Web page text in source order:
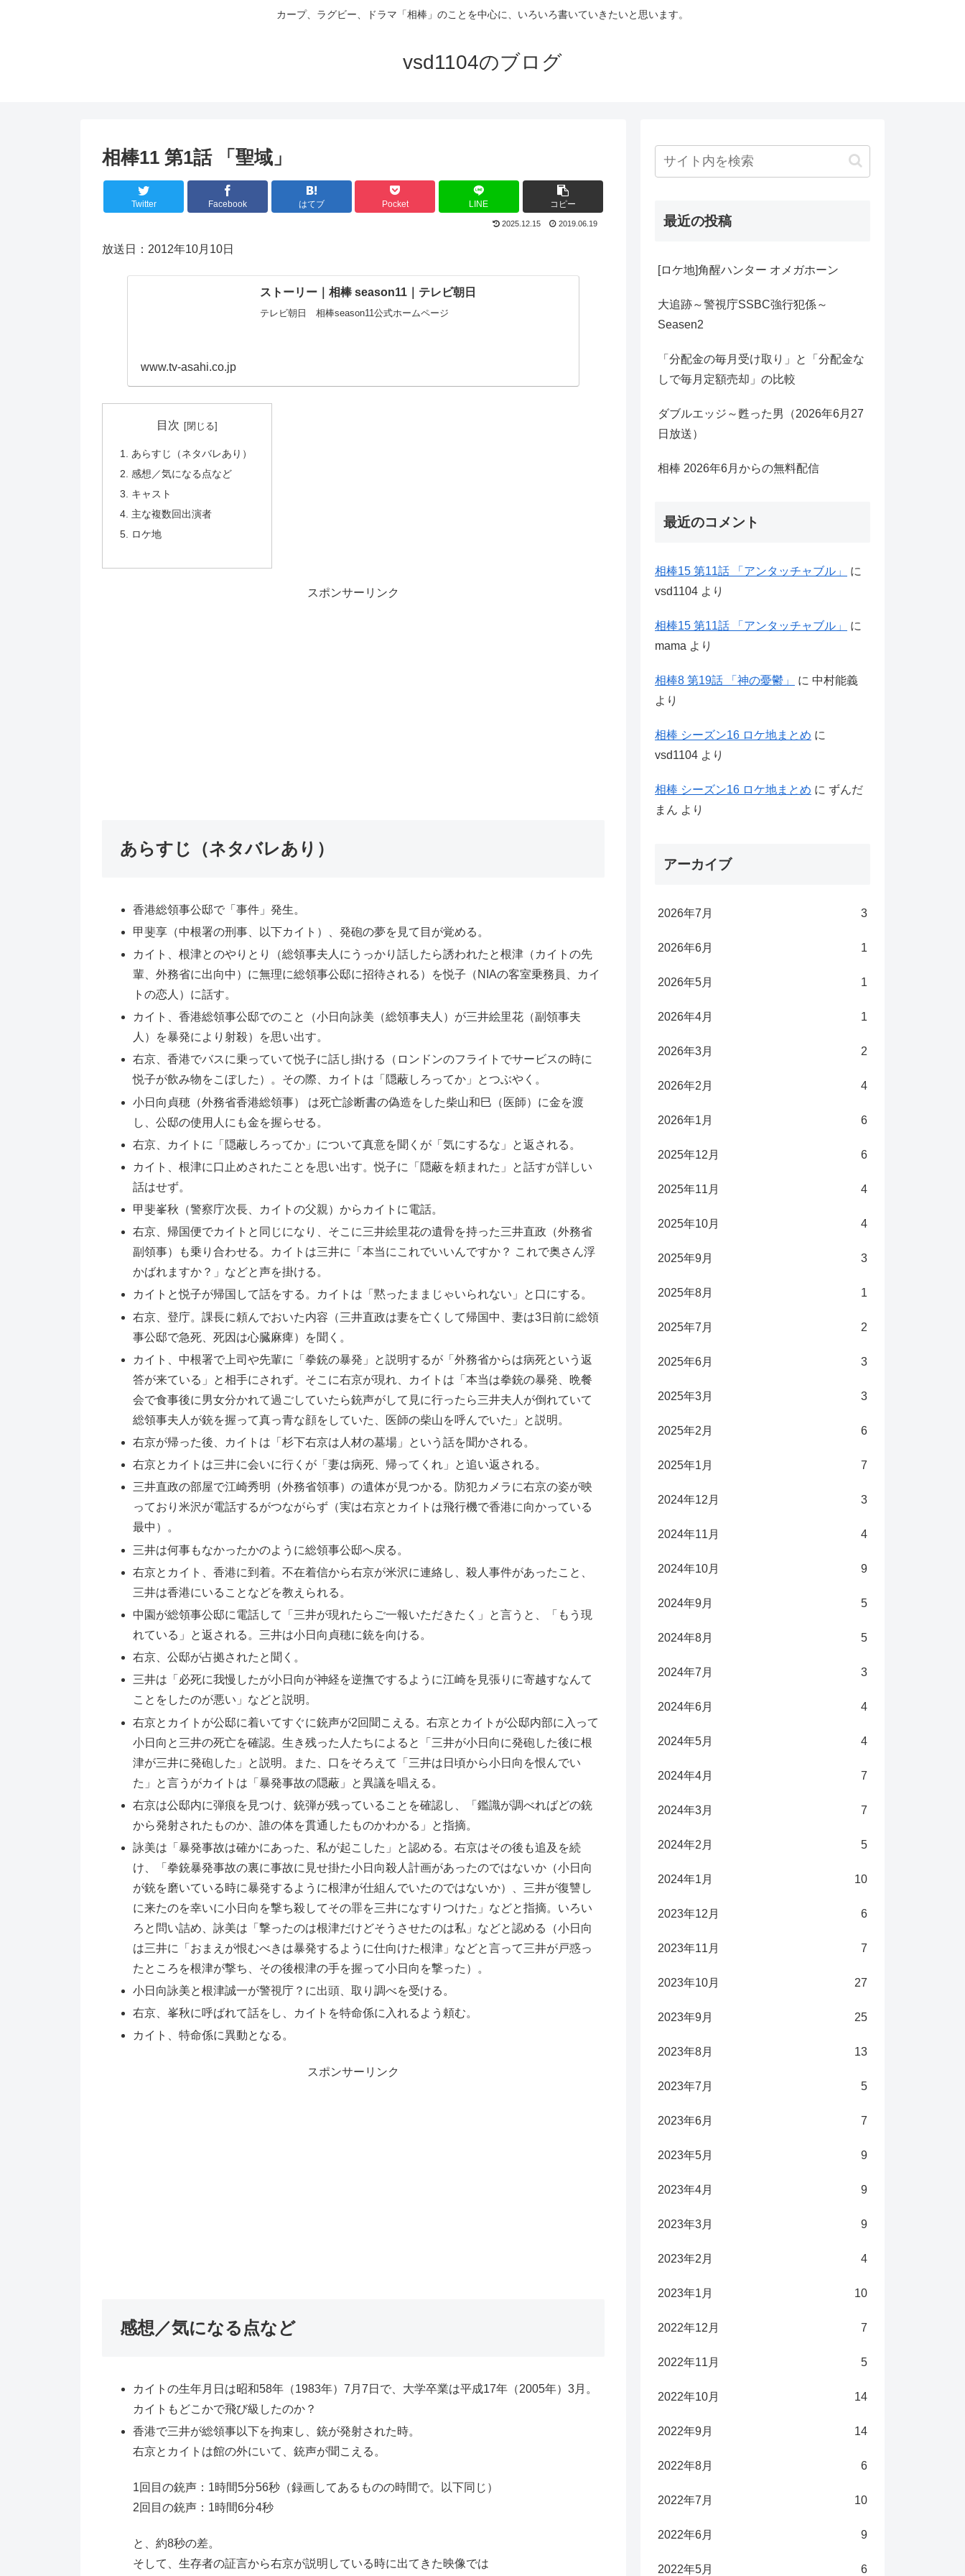
カープ、ラグビー、ドラマ「相棒」のことを中心に、いろいろ書いていきたいと思います。
vsd1104のブログ
相棒11 第1話 「聖域」
Twitter Facebook はてブ Pocket LINE コピー
2025.12.15 2019.06.19
放送日：2012年10月10日
ストーリー｜相棒 season11｜テレビ朝日
テレビ朝日 相棒season11公式ホームページ
www.tv-asahi.co.jp
目次
あらすじ（ネタバレあり）
感想／気になる点など
キャスト
主な複数回出演者
ロケ地
スポンサーリンク
あらすじ（ネタバレあり）
香港総領事公邸で「事件」発生。
甲斐享（中根署の刑事、以下カイト）、発砲の夢を見て目が覚める。
カイト、根津とのやりとり（総領事夫人にうっかり話したら誘われたと根津（カイトの先
輩、外務省に出向中）に無理に総領事公邸に招待される）を悦子（NIAの客室乗務員、カイ
トの恋人）に話す。
カイト、香港総領事公邸でのこと（小日向詠美（総領事夫人）が三井絵里花（副領事夫
人）を暴発により射殺）を思い出す。
右京、香港でバスに乗っていて悦子に話し掛ける（ロンドンのフライトでサービスの時に
悦子が飲み物をこぼした）。その際、カイトは「隠蔽しろってか」とつぶやく。
小日向貞穂（外務省香港総領事） は死亡診断書の偽造をした柴山和巳（医師）に金を渡
し、公邸の使用人にも金を握らせる。
右京、カイトに「隠蔽しろってか」について真意を聞くが「気にするな」と返される。
カイト、根津に口止めされたことを思い出す。悦子に「隠蔽を頼まれた」と話すが詳しい
話はせず。
甲斐峯秋（警察庁次長、カイトの父親）からカイトに電話。
右京、帰国便でカイトと同じになり、そこに三井絵里花の遺骨を持った三井直政（外務省
副領事）も乗り合わせる。カイトは三井に「本当にこれでいいんですか？ これで奥さん浮
かばれますか？」などと声を掛ける。
カイトと悦子が帰国して話をする。カイトは「黙ったままじゃいられない」と口にする。
右京、登庁。課長に頼んでおいた内容（三井直政は妻を亡くして帰国中、妻は3日前に総領
事公邸で急死、死因は心臓麻痺）を聞く。
カイト、中根署で上司や先輩に「拳銃の暴発」と説明するが「外務省からは病死という返
答が来ている」と相手にされず。そこに右京が現れ、カイトは「本当は拳銃の暴発、晩餐
会で食事後に男女分かれて過ごしていたら銃声がして見に行ったら三井夫人が倒れていて
総領事夫人が銃を握って真っ青な顔をしていた、医師の柴山を呼んでいた」と説明。
右京が帰った後、カイトは「杉下右京は人材の墓場」という話を聞かされる。
右京とカイトは三井に会いに行くが「妻は病死、帰ってくれ」と追い返される。
三井直政の部屋で江崎秀明（外務省領事）の遺体が見つかる。防犯カメラに右京の姿が映
っており米沢が電話するがつながらず（実は右京とカイトは飛行機で香港に向かっている
最中）。
三井は何事もなかったかのように総領事公邸へ戻る。
右京とカイト、香港に到着。不在着信から右京が米沢に連絡し、殺人事件があったこと、
三井は香港にいることなどを教えられる。
中園が総領事公邸に電話して「三井が現れたらご一報いただきたく」と言うと、「もう現
れている」と返される。三井は小日向貞穂に銃を向ける。
右京、公邸が占拠されたと聞く。
三井は「必死に我慢したが小日向が神経を逆撫でするように江崎を見張りに寄越すなんて
ことをしたのが悪い」などと説明。
右京とカイトが公邸に着いてすぐに銃声が2回聞こえる。右京とカイトが公邸内部に入って
小日向と三井の死亡を確認。生き残った人たちによると「三井が小日向に発砲した後に根
津が三井に発砲した」と説明。また、口をそろえて「三井は日頃から小日向を恨んでい
た」と言うがカイトは「暴発事故の隠蔽」と異議を唱える。
右京は公邸内に弾痕を見つけ、銃弾が残っていることを確認し、「鑑識が調べればどの銃
から発射されたものか、誰の体を貫通したものかわかる」と指摘。
詠美は「暴発事故は確かにあった、私が起こした」と認める。右京はその後も追及を続
け、「拳銃暴発事故の裏に事故に見せ掛た小日向殺人計画があったのではないか（小日向
が銃を磨いている時に暴発するように根津が仕組んでいたのではないか）、三井が復讐し
に来たのを幸いに小日向を撃ち殺してその罪を三井になすりつけた」などと指摘。いろい
ろと問い詰め、詠美は「撃ったのは根津だけどそうさせたのは私」などと認める（小日向
は三井に「おまえが恨むべきは暴発するように仕向けた根津」などと言って三井が戸惑っ
たところを根津が撃ち、その後根津の手を握って小日向を撃った）。
小日向詠美と根津誠一が警視庁？に出頭、取り調べを受ける。
右京、峯秋に呼ばれて話をし、カイトを特命係に入れるよう頼む。
カイト、特命係に異動となる。
スポンサーリンク
感想／気になる点など
カイトの生年月日は昭和58年（1983年）7月7日で、大学卒業は平成17年（2005年）3月。
カイトもどこかで飛び級したのか？
香港で三井が総領事以下を拘束し、銃が発射された時。
右京とカイトは館の外にいて、銃声が聞こえる。
1回目の銃声：1時間5分56秒（録画してあるものの時間で。以下同じ）
2回目の銃声：1時間6分4秒
と、約8秒の差。
そして、生存者の証言から右京が説明している時に出てきた映像では
最近の投稿
[ロケ地]角醒ハンター オメガホーン
大追跡～警視庁SSBC強行犯係～
Seasen2
「分配金の毎月受け取り」と「分配金な
しで毎月定額売却」の比較
ダブルエッジ～甦った男（2026年6月27
日放送）
相棒 2026年6月からの無料配信
最近のコメント
相棒15 第11話 「アンタッチャブル」
に
vsd1104 より
相棒15 第11話 「アンタッチャブル」
に
mama より
相棒8 第19話 「神の憂鬱」 に 中村能義
より
相棒 シーズン16 ロケ地まとめ に
vsd1104 より
相棒 シーズン16 ロケ地まとめ に ずんだ
まん より
アーカイブ
2026年7月 3
2026年6月 1
2026年5月 1
2026年4月 1
2026年3月 2
2026年2月 4
2026年1月 6
2025年12月 6
2025年11月 4
2025年10月 4
2025年9月 3
2025年8月 1
2025年7月 2
2025年6月 3
2025年3月 3
2025年2月 6
2025年1月 7
2024年12月 3
2024年11月 4
2024年10月 9
2024年9月 5
2024年8月 5
2024年7月 3
2024年6月 4
2024年5月 4
2024年4月 7
2024年3月 7
2024年2月 5
2024年1月 10
2023年12月 6
2023年11月 7
2023年10月 27
2023年9月 25
2023年8月 13
2023年7月 5
2023年6月 7
2023年5月 9
2023年4月 9
2023年3月 9
2023年2月 4
2023年1月 10
2022年12月 7
2022年11月 5
2022年10月 14
2022年9月 14
2022年8月 6
2022年7月 10
2022年6月 9
2022年5月 6